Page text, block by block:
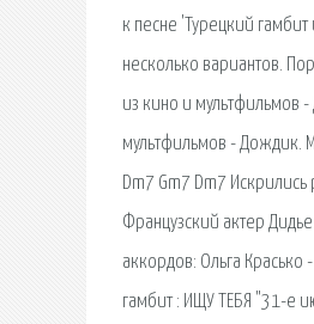
к песне 'Турецкий
несколько вариантов.
из кино и мультфильмов
мультфильмов - Дождик.
Dm7 Gm7 Dm7
Французский актер
аккордов: Ольга
гамбит : ИЩУ ТЕБЯ "31-е